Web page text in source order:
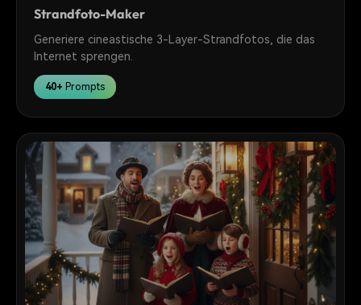
Strandfoto-Maker
Generiere cineastische 3-Layer-Strandfotos, die das
Internet sprengen.
40+ Prompts